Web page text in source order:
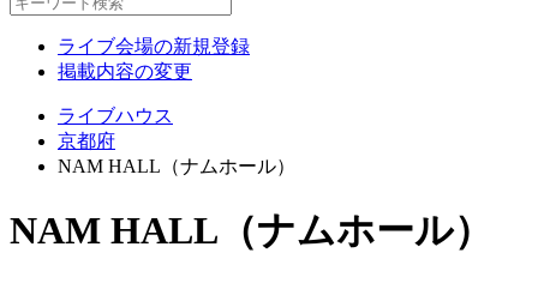
ライブ会場の新規登録
掲載内容の変更
ライブハウス
京都府
NAM HALL（ナムホール）
NAM HALL（ナムホール）